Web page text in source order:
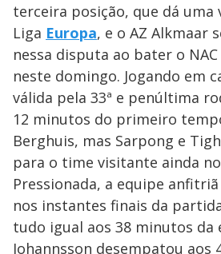
terceira posição, que dá uma
Liga Europa, e o AZ Alkmaar
nessa disputa ao bater o
neste domingo. Jogando em
válida pela 33ª e penúltima
12 minutos do primeiro
Berghuis, mas Sarpong e
para o time visitante ainda
Pressionada, a equipe
nos instantes finais da
tudo igual aos 38 minutos da
Johannsson desempatou aos